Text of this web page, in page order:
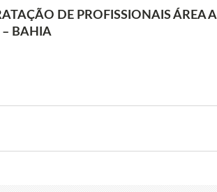
DE PROFISSIONAIS ÁREA
– BAHIA